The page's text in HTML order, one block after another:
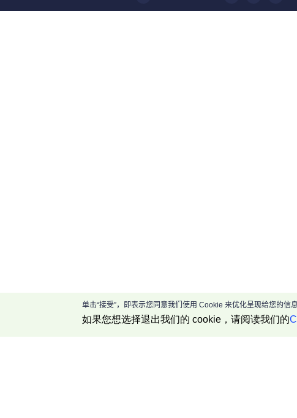
单击“接受”，即表示您同意我们使用 Cookie 来优化呈现给您的信
如果您想选择退出我们的 cookie，请阅读我们的